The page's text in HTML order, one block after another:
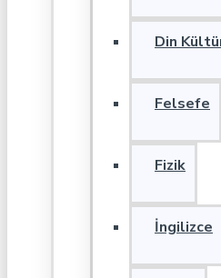
Din
Felsefe
Fizik
İngilizce